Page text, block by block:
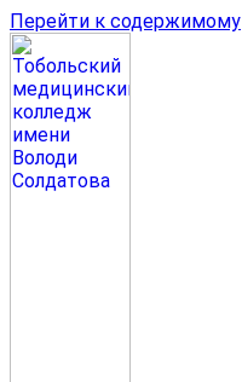
Перейти к содержимому